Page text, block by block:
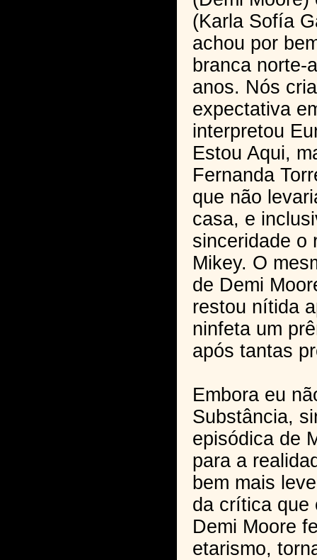
(Karla Sofía
achou por
branca norte-
anos. Nós
expectativa
interpretou
Estou Aqui,
Fernanda
que não
casa, e
sinceridade o
Mikey. O
de Demi
restou nítida
ninfeta um
após tantas
Embora eu
Substância,
episódica de
para a
bem mais
da crítica que
Demi Moore
etarismo,